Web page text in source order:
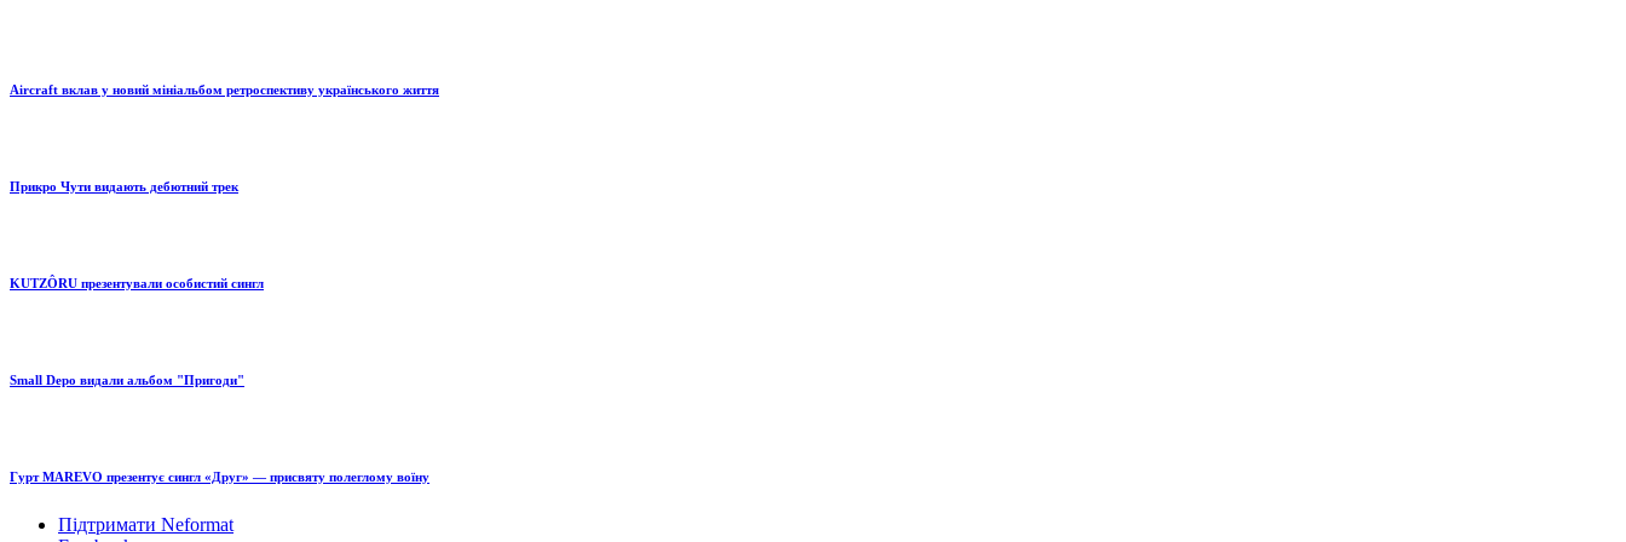
Aircraft вклав у новий мініальбом ретроспективу українського життя
Прикро Чути видають дебютний трек
KUTZÔRU презентували особистий сингл
Small Depo видали альбом "Пригоди"
Гурт MAREVO презентує сингл «Друг» — присвяту полеглому воїну
Підтримати Neformat